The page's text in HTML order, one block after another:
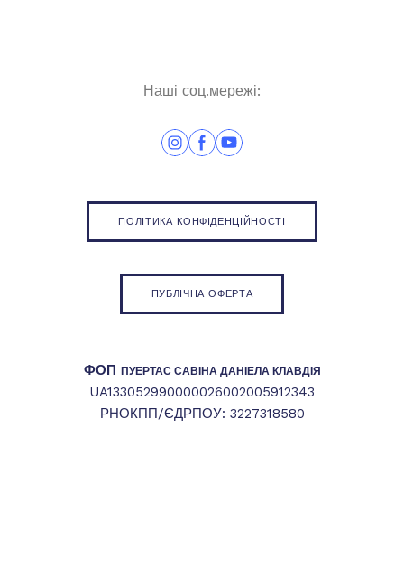
Наші соц.мережі:
ПОЛІТИКА КОНФІДЕНЦІЙНОСТІ
ПУБЛІЧНА ОФЕРТА
ФОП ПУЕРТАС САВІНА ДАНІЕЛА КЛАВДІЯ
UA133052990000026002005912343
РНОКПП/ЄДРПОУ: 3227318580